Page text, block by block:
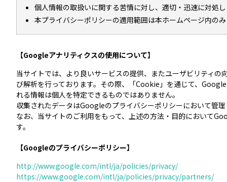
個人情報の取扱いに関する苦情に対し、適切・迅速に対処
本プライバシーポリシーの適用範囲は本ホームページ内の
【Googleアナリティクスの使用について】
当サイトでは、より良いサービスの提供、またユーザビリティ
び解析を行っております。その際、「Cookie」を通じて、
れる情報は個人を特定できるものではありません。
収集されたデータはGoogleのプライバシーポリシーにおいて管
なお、当サイトのご利用をもって、上述の方法・目的において
す。
【Googleのプライバシーポリシー】
http://www.google.com/intl/ja/policies/privacy/
https://www.google.com/intl/ja/policies/privacy/partners/